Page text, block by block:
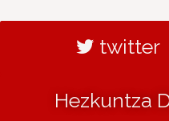
twitter
Hezkuntza